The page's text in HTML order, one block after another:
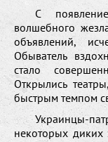
С
волшебного
объявлений,
Обыватель
стало
Открылись
быстрым темпом
Украинцы-
некоторых диких